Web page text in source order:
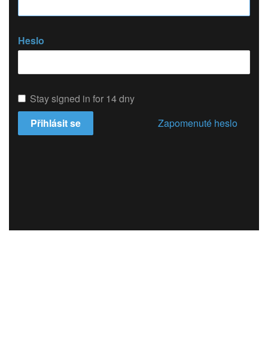
Heslo
Stay signed in for 14 dny
Přihlásit se
Zapomenuté heslo